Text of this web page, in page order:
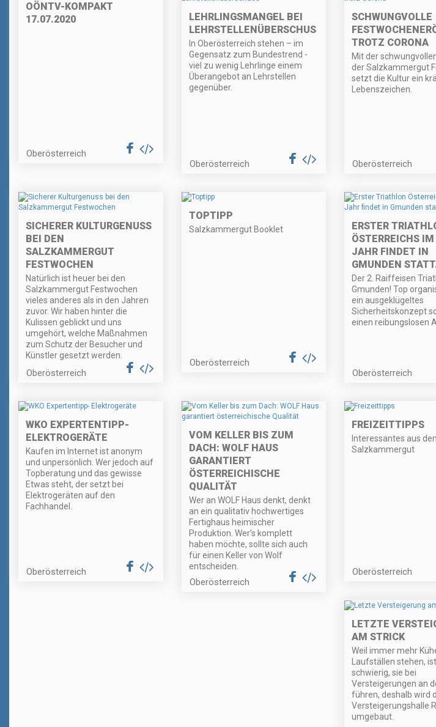
OÖNTV-KOMPAKT
17.07.2020
Oberösterreich
LEHRLINGSMANGEL BEI
LEHRSTELLENÜBERSCHUSS
In Oberösterreich stehen – im
Gegensatz zum Bundestrend -
viel zu wenig Lehrlinge einem
Überangebot an Lehrstellen
gegenüber.
Oberösterreich
SCHWUNGVOLLE
TROTZ CORONA
Mit der
der Salzkammergut
setzt die Kultur ein
Lebenszeichen.
Oberösterreich
SICHERER KULTURGENUSS
BEI DEN
SALZKAMMERGUT
FESTWOCHEN
Natürlich ist heuer bei den
Salzkammergut Festwochen
vieles anderes als in den Jahren
zuvor. Wir haben hinter die
Kulissen geblickt und uns
umgehört, welche Maßnahmen
zum Schutz der Besucher und
Künstler gesetzt werden.
Oberösterreich
TOPTIPP
Salzkammergut Booklet
Oberösterreich
ERSTER
ÖSTERREICHS
JAHR FINDET IN
GMUNDEN
Der 2. Raiffeisen
Gmunden! Top
ein ausgeklügeltes
Sicherheitskonzept
einen reibungslosen
Oberösterreich
WKO EXPERTENTIPP-
ELEKTROGERÄTE
Kaufen im Internet ist anonym
und unpersönlich. Wer jedoch auf
Topberatung und das gewisse
Etwas steht, der setzt bei
Elektrogeräten auf den
Fachhandel.
Oberösterreich
VOM KELLER BIS ZUM
DACH: WOLF HAUS
GARANTIERT
ÖSTERREICHISCHE
QUALITÄT
Wer an WOLF Haus denkt, denkt
an ein qualitativ hochwertiges
Fertighaus heimischer
Produktion. Wer’s komplett
haben möchte, sollte sich auch
für einen Keller von Wolf
entscheiden.
Oberösterreich
FREIZEITTIPPS
Interessantes aus
Salzkammergut
Oberösterreich
LETZTE
AM STRICK
Weil immer mehr
Laufställen stehen,
schwierig, sie bei
Versteigerungen an
führen, deshalb wird
Versteigerungshalle
umgebaut.